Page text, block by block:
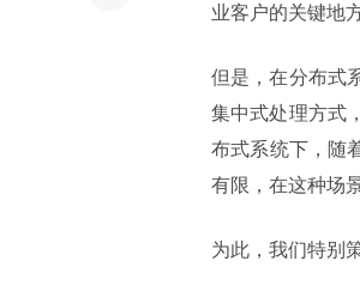
业客户的关键地方
但是，在分布式
集中式处理方式
布式系统下，随
有限，在这种场
为此，我们特别